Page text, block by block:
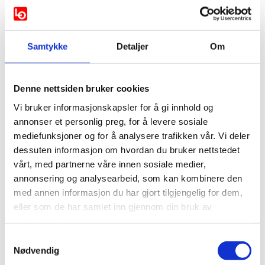
Samtykke Detaljer Om
Denne nettsiden bruker cookies
Vi bruker informasjonskapsler for å gi innhold og
annonser et personlig preg, for å levere sosiale
mediefunksjoner og for å analysere trafikken vår. Vi deler
dessuten informasjon om hvordan du bruker nettstedet
vårt, med partnerne våre innen sosiale medier,
annonsering og analysearbeid, som kan kombinere den
med annen informasjon du har gjort tilgjengelig for dem,
eller som de har samlet inn gjennom din bruk av
Nødvendig
Drangedal:
Magnus Straume AP
Fyresdal:
Rita Metveit AP
Kragerø:
Kristoffer Stoa Gundersenm AP
Gunn Nikolaysen Gundersen AP
Inger Hanssen AP